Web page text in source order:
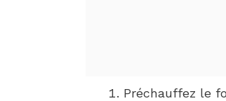
Préchauffez le